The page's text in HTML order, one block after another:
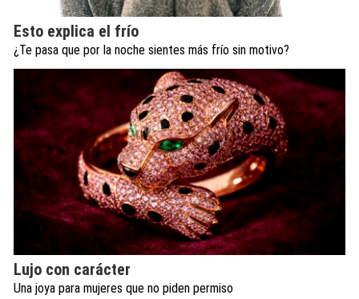
Esto explica el frío
¿Te pasa que por la noche sientes más frío sin motivo?
Lujo con carácter
Una joya para mujeres que no piden permiso